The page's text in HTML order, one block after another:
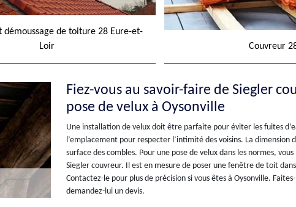
démoussage de toiture 28 Eure-et-
Loir
Couvreur
Fiez-vous au savoir-faire de Siegler
pose de velux à Oysonville
Une installation de velux doit être parfaite pour éviter les fuites
l’emplacement pour respecter l’intimité des voisins. La
surface des combles. Pour une pose de velux dans les normes,
Siegler couvreur. Il est en mesure de poser une fenêtre de toit
Contactez-le pour plus de précision si vous êtes à Oysonville.
demandez-lui un devis.